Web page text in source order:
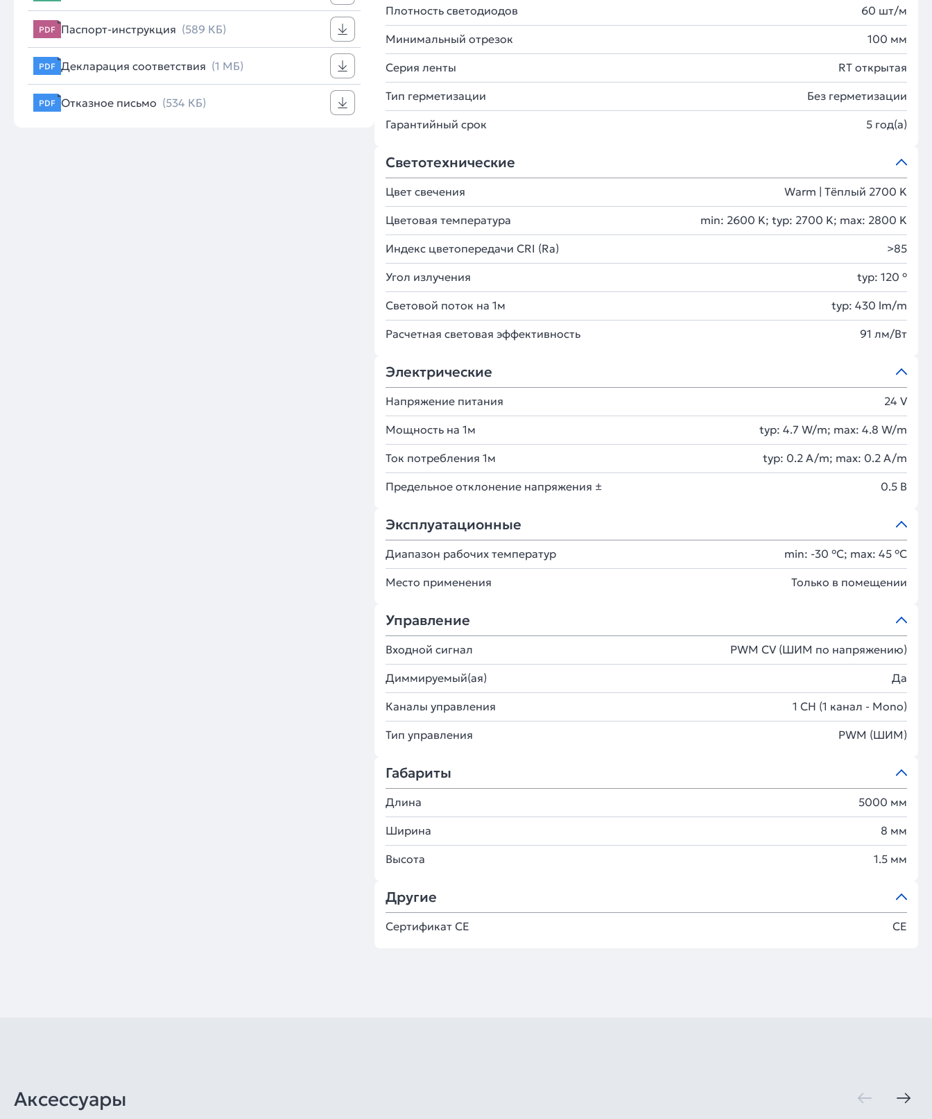
PDF Паспорт-инструкция (589 КБ)
PDF Декларация соответствия (1 МБ)
PDF Отказное письмо (534 КБ)
Плотность светодиодов 60 шт/м
Минимальный отрезок 100 мм
Серия ленты RT открытая
Тип герметизации Без герметизации
Гарантийный срок 5 год(а)
Светотехнические
Цвет свечения Warm | Тёплый 2700 K
Цветовая температура min: 2600 K; typ: 2700 K; max: 2800 K
Индекс цветопередачи CRI (Ra) >85
Угол излучения typ: 120 °
Световой поток на 1м typ: 430 lm/m
Расчетная световая эффективность 91 лм/Вт
Электрические
Напряжение питания 24 V
Мощность на 1м typ: 4.7 W/m; max: 4.8 W/m
Ток потребления 1м typ: 0.2 A/m; max: 0.2 A/m
Предельное отклонение напряжения ± 0.5 В
Эксплуатационные
Диапазон рабочих температур min: -30 °C; max: 45 °C
Место применения Только в помещении
Управление
Входной сигнал PWM СV (ШИМ по напряжению)
Диммируемый(ая) Да
Каналы управления 1 CH (1 канал - Mono)
Тип управления PWM (ШИМ)
Габариты
Длина 5000 мм
Ширина 8 мм
Высота 1.5 мм
Другие
Сертификат CE CE
Аксессуары